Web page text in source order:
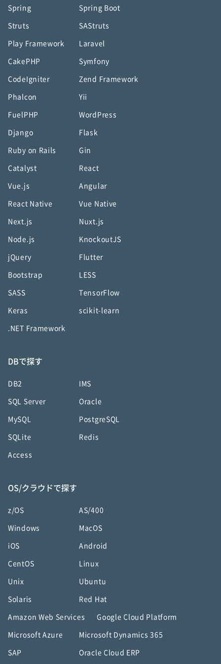
Spring Spring Boot
Struts SAStruts
Play Framework Laravel
CakePHP Symfony
CodeIgniter Zend Framework
Phalcon Yii
FuelPHP WordPress
Django Flask
Ruby on Rails Gin
Catalyst React
Vue.js Angular
React Native Vue Native
Next.js Nuxt.js
Node.js KnockoutJS
jQuery Flutter
Bootstrap LESS
SASS TensorFlow
Keras scikit-learn
.NET Framework
DBで探す
DB2 IMS
SQL Server Oracle
MySQL PostgreSQL
SQLite Redis
Access
OS/クラウドで探す
z/OS AS/400
Windows MacOS
iOS Android
CentOS Linux
Unix Ubuntu
Solaris Red Hat
Amazon Web Services Google Cloud Platform
Microsoft Azure Microsoft Dynamics 365
SAP Oracle Cloud ERP